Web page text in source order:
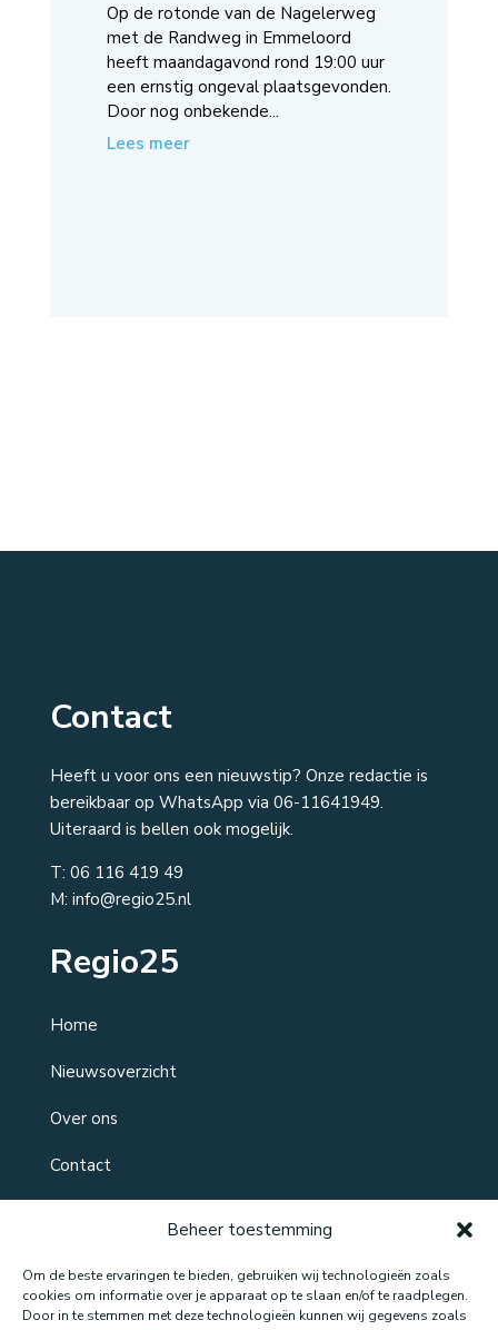
Beheer toestemming
Om de beste ervaringen te bieden, gebruiken wij technologieën zoals
cookies om informatie over je apparaat op te slaan en/of te raadplegen.
Door in te stemmen met deze technologieën kunnen wij gegevens zoals
Op de rotonde van de Nagelerweg
met de Randweg in Emmeloord
heeft maandagavond rond 19:00 uur
een ernstig ongeval plaatsgevonden.
Door nog onbekende...
Lees meer
Contact
Heeft u voor ons een nieuwstip? Onze redactie is
bereikbaar op WhatsApp via 06-11641949.
Uiteraard is bellen ook mogelijk.
T: 06 116 419 49
M: info@regio25.nl
Regio25
Home
Nieuwsoverzicht
Over ons
Contact